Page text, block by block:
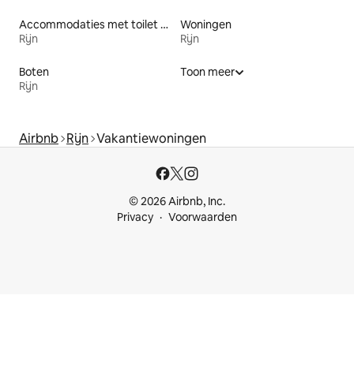
Accommodaties met toilet op toegankelijke hoogte
Rijn
Woningen
Rijn
Boten
Rijn
Toon meer
Airbnb Rijn Vakantiewoningen
© 2026 Airbnb, Inc.
Privacy
Voorwaarden